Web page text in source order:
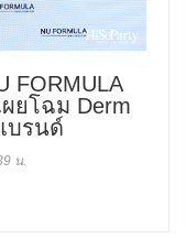
FORMULA
ผยโฉม Derm
บรนด์
น.